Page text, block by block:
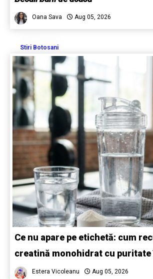
Oana Sava Aug 05, 2026
Stiri Botosani
Ce nu apare pe etichetă: cum
creatină monohidrat cu puritate
Estera Vicoleanu Aug 05, 2026